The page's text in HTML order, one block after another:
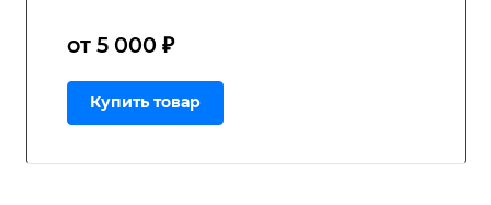
от 5 000 ₽
Купить товар